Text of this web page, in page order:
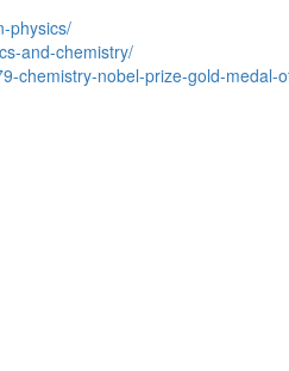
physics/
and-chemistry/
chemistry-nobel-prize-gold-medal-